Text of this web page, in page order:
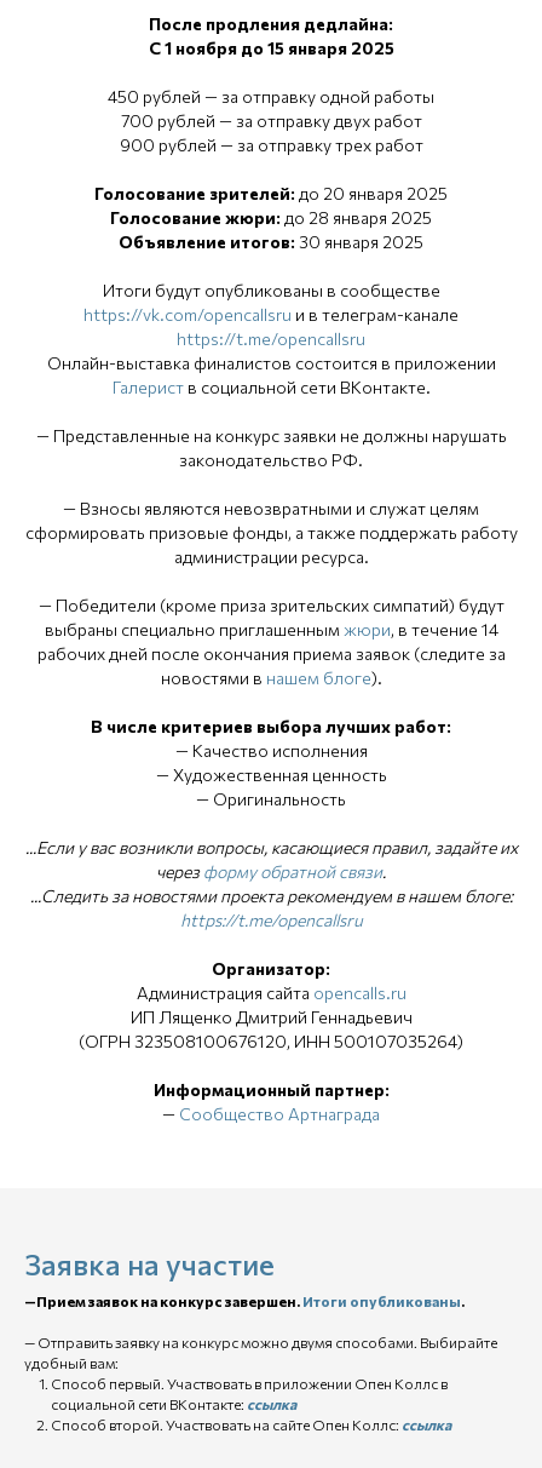
После продления дедлайна:
С 1 ноября до 15 января 2025
450 рублей — за отправку одной работы
700 рублей — за отправку двух работ
900 рублей — за отправку трех работ
Голосование зрителей: до 20 января 2025
Голосование жюри: до 28 января 2025
Объявление итогов: 30 января 2025
Итоги будут опубликованы в сообществе
https://vk.com/opencallsru и в телеграм-канале
https://t.me/opencallsru
Онлайн-выставка финалистов состоится в приложении
Галериств социальной сети ВКонтакте.
— Представленные на конкурс заявки не должны нарушать
законодательство РФ.
— Взносы являются невозвратными и служат целям
сформировать призовые фонды, а также поддержать работу
администрации ресурса.
— Победители (кроме приза зрительских симпатий) будут
выбраны специально приглашенным жюри, в течение 14
рабочих дней после окончания приема заявок (следите за
новостями в нашем блоге).
В числе критериев выбора лучших работ:
— Качество исполнения
— Художественная ценность
— Оригинальность
...Если у вас возникли вопросы, касающиеся правил, задайте их
черезформу обратной связи.
...Следить за новостями проекта рекомендуем в нашем блоге:
https://t.me/opencallsru
Организатор:
Администрация сайта opencalls.ru
ИП Лященко Дмитрий Геннадьевич
(ОГРН 323508100676120, ИНН 500107035264)
Информационный партнер:
— Сообщество Артнаграда
Заявка на участие
—Прием заявок на конкурс завершен. Итоги опубликованы.
— Отправить заявку на конкурс можно двумя способами. Выбирайте
удобный вам:
Способ первый. Участвовать в приложении Опен Коллс в
социальной сети ВКонтакте: ссылка
Способ второй. Участвовать на сайте Опен Коллс: ссылка